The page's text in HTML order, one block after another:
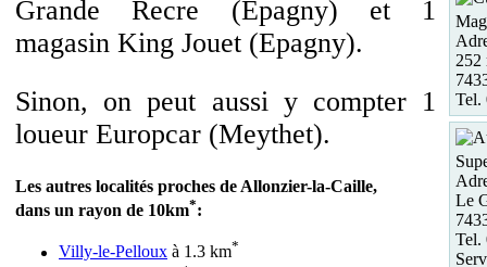
Grande Recre (Epagny) et 1
magasin King Jouet (Epagny).
Sinon, on peut aussi y compter 1
loueur Europcar (Meythet).
Les autres localités proches de Allonzier-la-Caille,
dans un rayon de 10km*:
Villy-le-Pelloux à 1.3 km*
252
Tel.
Le
Tel.